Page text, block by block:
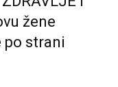
žene
po strani